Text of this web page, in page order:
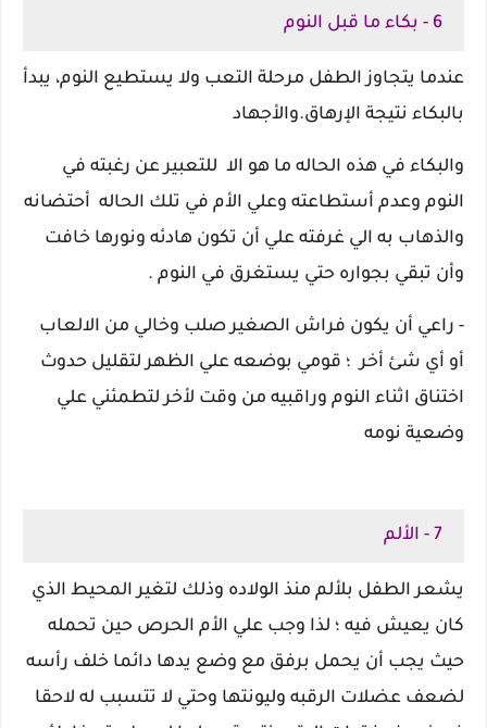
6 - بكاء ما قبل النوم
عندما يتجاوز الطفل مرحلة التعب ولا يستطيع النوم، يبدأ
بالبكاء نتيجة الإرهاق.والأجهاد
والبكاء في هذه الحاله ما هو الا للتعبير عن رغبته في
النوم وعدم أستطاعته وعلي الأم في تلك الحاله أحتضانه
والذهاب به الي غرفته علي أن تكون هادئه ونورها خافت
وأن تبقي بجواره حتي يستغرق في النوم .
- راعي أن يكون فراش الصغير صلب وخالي من الالعاب
أو أي شئ أخر ؛ قومي بوضعه علي الظهر لتقليل حدوث
اختناق اثناء النوم وراقبيه من وقت لأخر لتطمئني علي
وضعية نومه
7 - الألم
يشعر الطفل بلألم منذ الولاده وذلك لتغير المحيط الذي
كان يعيش فيه ؛ لذا وجب علي الأم الحرص حين تحمله
حيث يجب أن يحمل برفق مع وضع يدها دائما خلف رأسه
لضعف عضلات الرقبه وليونتها وحتي لا تتسبب له لاحقا